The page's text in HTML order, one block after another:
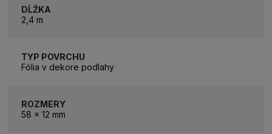
DĹŽKA
2,4 m
TYP POVRCHU
Fólia v dekore podlahy
ROZMERY
58 x 12 mm